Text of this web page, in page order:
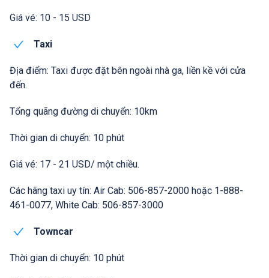
Giá vé: 10 - 15 USD
Taxi
Địa điểm: Taxi được đặt bên ngoài nhà ga, liền kề với cửa
đến.
Tổng quãng đường di chuyển: 10km
Thời gian di chuyển: 10 phút
Giá vé: 17 - 21 USD/ một chiều.
Các hãng taxi uy tín: Air Cab: 506-857-2000 hoặc 1-888-
461-0077, White Cab: 506-857-3000
Towncar
Thời gian di chuyển: 10 phút